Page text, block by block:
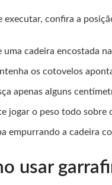
executar, confira a
uma cadeira encostada
os cotovelos
apenas alguns
jogar o peso todo sobre
empurrando a cadeira
usar